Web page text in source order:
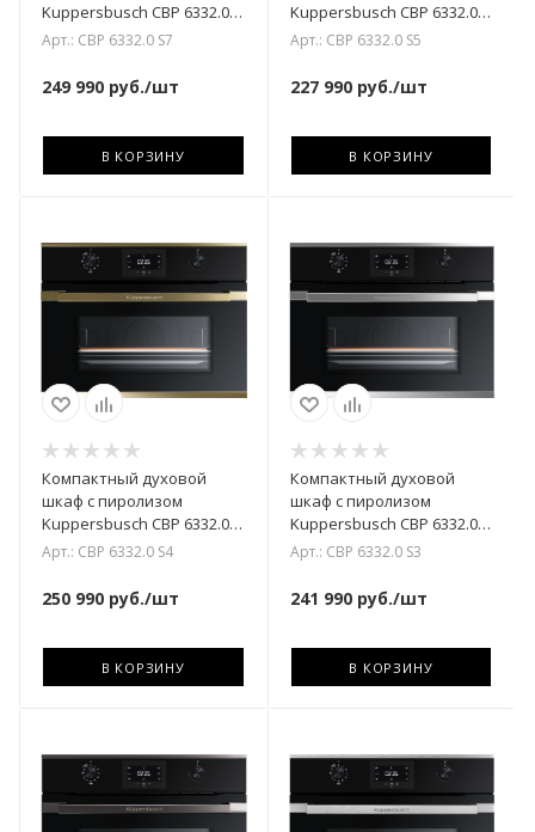
Kuppersbusch CBP 6332.0
S7 Copper
Арт.: CBP 6332.0 S7
249 990 руб./шт
В КОРЗИНУ
Kuppersbusch CBP 6332.0
S5 Black Velvet
Арт.: CBP 6332.0 S5
227 990руб./шт
В КОРЗИНУ
Компактный духовой
шкаф с пиролизом
Kuppersbusch CBP 6332.0
S4 Gold
Арт.: CBP 6332.0 S4
250 990 руб./шт
В КОРЗИНУ
Компактный духовой
шкаф с пиролизом
Kuppersbusch CBP 6332.0
S3 Silver Chrome
Арт.: CBP 6332.0 S3
241 990руб./шт
В КОРЗИНУ